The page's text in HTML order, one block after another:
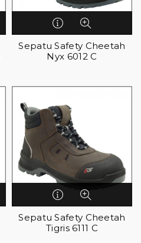
Sepatu Safety Cheetah
Nyx 6012 C
Sepatu Safety Cheetah
Tigris 6111 C